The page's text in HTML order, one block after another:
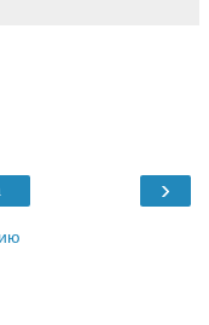
›